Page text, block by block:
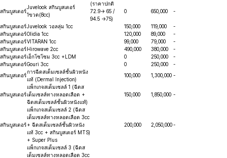
สกินบูสเตอร์
Juvelook สกินบูสเตอร์
1ขวด(8cc)
(ราคาปกติ
72.9-> 65 /
94.5 ->75)
0 650,000 -
สกินบูสเตอร์Juvelook วอลลุ่ม 1cc 150,000 119,000
-
สกินบูสเตอร์Olidia 1cc 120,000 89,000
-
สกินบูสเตอร์VITARAN 1cc 99,000 79,000
-
สกินบูสเตอร์ Hirowave 2cc 490,000 380,000
-
สกินบูสเตอร์เอ็กโซโซม 3cc +LDM 0 250,000
-
สกินบูสเตอร์Gouri 3cc 0 250,000
-
สกินบูสเตอร์
การฉีดสเต็มเซลล์ชั้นผิวหนัง
แท้ (Dermal Injection)
100,000 1,300,000 -
สกินบูสเตอร์
แพ็กเกจสเต็มเซลล์ 1 (ฉีดส
เต็มเซลล์ทางหลอดเลือด +
ฉีดสเต็มเซลล์ชั้นผิวหนังแท้)
150,000 1,850,000 -
สกินบูสเตอร์
แพ็กเกจสเต็มเซลล์ 2 (ฉีดส
เต็มเซลล์ทางหลอดเลือด 3cc
+ ฉีดสเต็มเซลล์ชั้นผิวหนัง
แท้ 3cc + สกินบูสเตอร์ MTS)
+ Super Plus
200,000 2,050,000-
แพ็กเกจสเต็มเซลล์ 3 (ฉีดส
เต็มเซลล์ทางหลอดเลือด 3cc